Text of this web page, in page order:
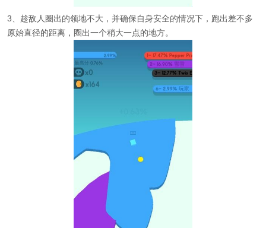
3、趁敌人圈出的领地不大，并确保自身安全的情况下，跑出差不多
原始直径的距离，圈出一个稍大一点的地方。